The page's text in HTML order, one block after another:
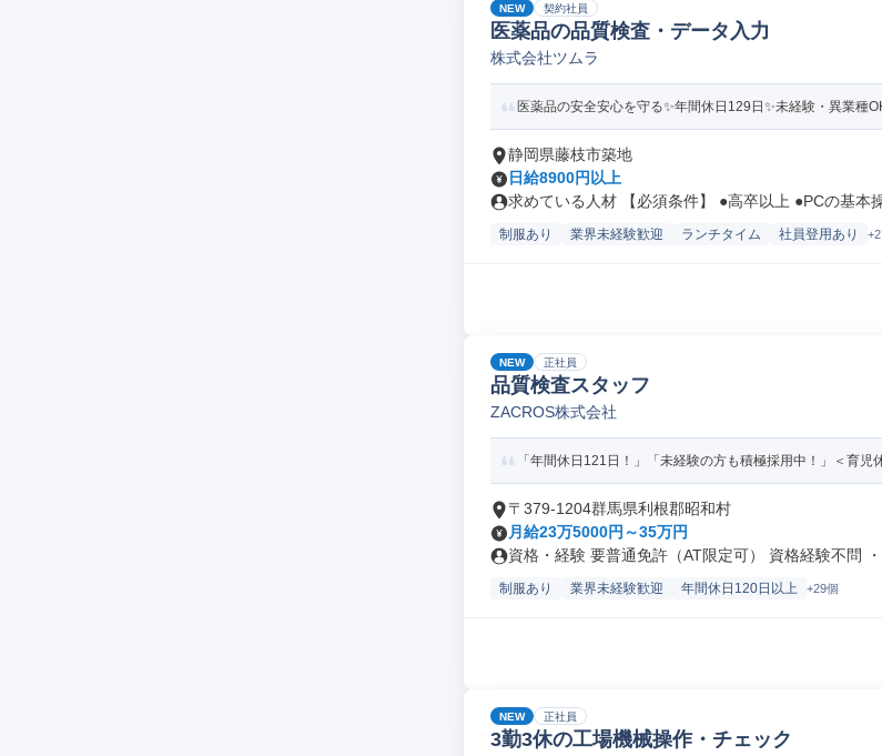
NEW 契約社員
医薬品の品質検査・データ入力
株式会社ツムラ
医薬品の安全安心を守る✨年間休日129日✨未経験・異業種
静岡県藤枝市築地
日給8900円以上
求めている人材 【必須条件】 ●高卒以上 ●PCの基本
制服あり 業界未経験歓迎 ランチタイム 社員登用あり
NEW 正社員
品質検査スタッフ
ZACROS株式会社
「年間休日121日！」「未経験の方も積極採用中！」＜育
〒379-1204群馬県利根郡昭和村
月給23万5000円～35万円
資格・経験 要普通免許（AT限定可） 資格経験不問
制服あり 業界未経験歓迎 年間休日120日以上 +29個
NEW 正社員
3勤3休の工場機械操作・チェック